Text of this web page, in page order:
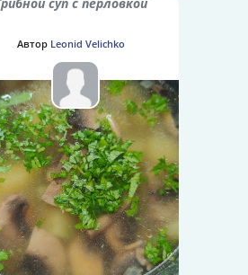
Автор Leonid Velichko